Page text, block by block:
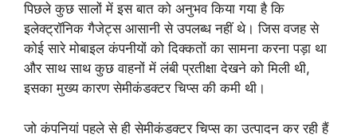
पिछले कुछ सालों में इस बात को अनुभव किया गया है कि
इलेक्ट्रॉनिक गैजेट्स आसानी से उपलब्ध नहीं थे। जिस वजह से
कोई सारे मोबाइल कंपनीयों को दिक्कतों का सामना करना पड़ा था
और साथ साथ कुछ वाहनों में लंबी प्रतीक्षा देखने को मिली थी,
इसका मुख्य कारण सेमीकंडक्टर चिप्स की कमी थी।
जो कंपनियां पहले से ही सेमीकंडक्टर चिप्स का उत्पादन कर रही हैं